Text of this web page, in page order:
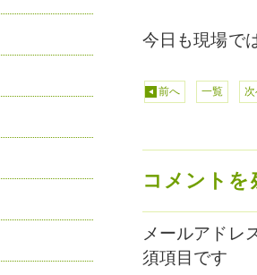
今日も現場で
前へ 一覧
コメントを
メールアドレ
須項目です